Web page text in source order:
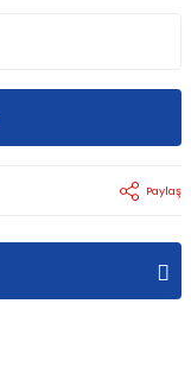
Paylaş